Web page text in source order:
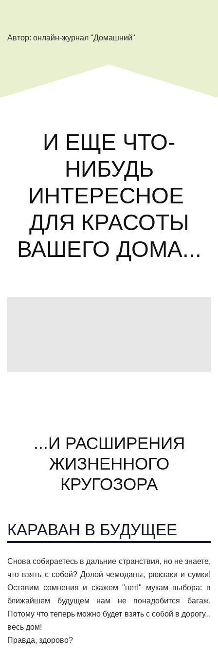
Автор: онлайн-журнал "Домашний"
И ЕЩЕ ЧТО-
НИБУДЬ
ИНТЕРЕСНОЕ
ДЛЯ КРАСОТЫ
ВАШЕГО ДОМА...
...И РАСШИРЕНИЯ
ЖИЗНЕННОГО
КРУГОЗОРА
КАРАВАН В БУДУЩЕЕ
Снова собираетесь в дальние странствия, но не знаете,
что взять с собой? Долой чемоданы, рюкзаки и сумки!
Оставим сомнения и скажем "нет!" мукам выбора: в
ближайшем будущем нам не понадобится багаж.
Потому что теперь можно будет взять с собой в дорогу...
весь дом!
Правда, здорово?